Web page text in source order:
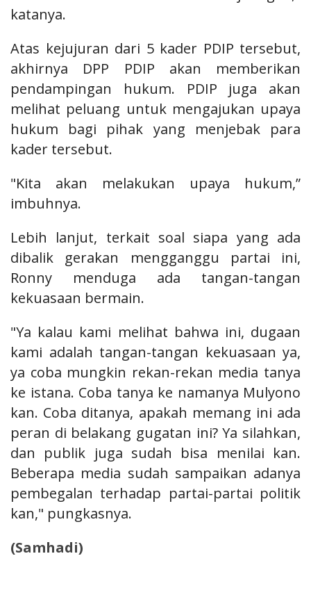
katanya.
Atas kejujuran dari 5 kader PDIP tersebut,
akhirnya DPP PDIP akan memberikan
pendampingan hukum. PDIP juga akan
melihat peluang untuk mengajukan upaya
hukum bagi pihak yang menjebak para
kader tersebut.
"Kita akan melakukan upaya hukum,”
imbuhnya.
Lebih lanjut, terkait soal siapa yang ada
dibalik gerakan mengganggu partai ini,
Ronny menduga ada tangan-tangan
kekuasaan bermain.
"Ya kalau kami melihat bahwa ini, dugaan
kami adalah tangan-tangan kekuasaan ya,
ya coba mungkin rekan-rekan media tanya
ke istana. Coba tanya ke namanya Mulyono
kan. Coba ditanya, apakah memang ini ada
peran di belakang gugatan ini? Ya silahkan,
dan publik juga sudah bisa menilai kan.
Beberapa media sudah sampaikan adanya
pembegalan terhadap partai-partai politik
kan," pungkasnya.
(Samhadi)